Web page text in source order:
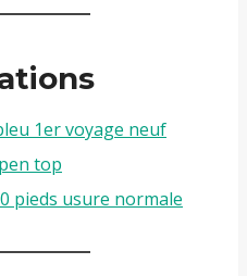
1er voyage neuf
top
pieds usure normale